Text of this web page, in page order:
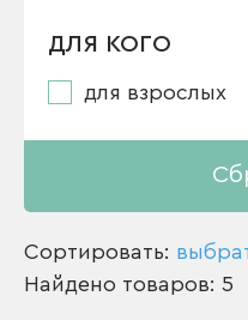
ДЛЯ КОГО
для взрослых
Найдено товаров: 5
Сортировать: